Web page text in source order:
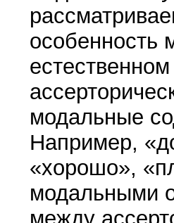
особенность
модальные
Например,
«хорошо»,
модальными